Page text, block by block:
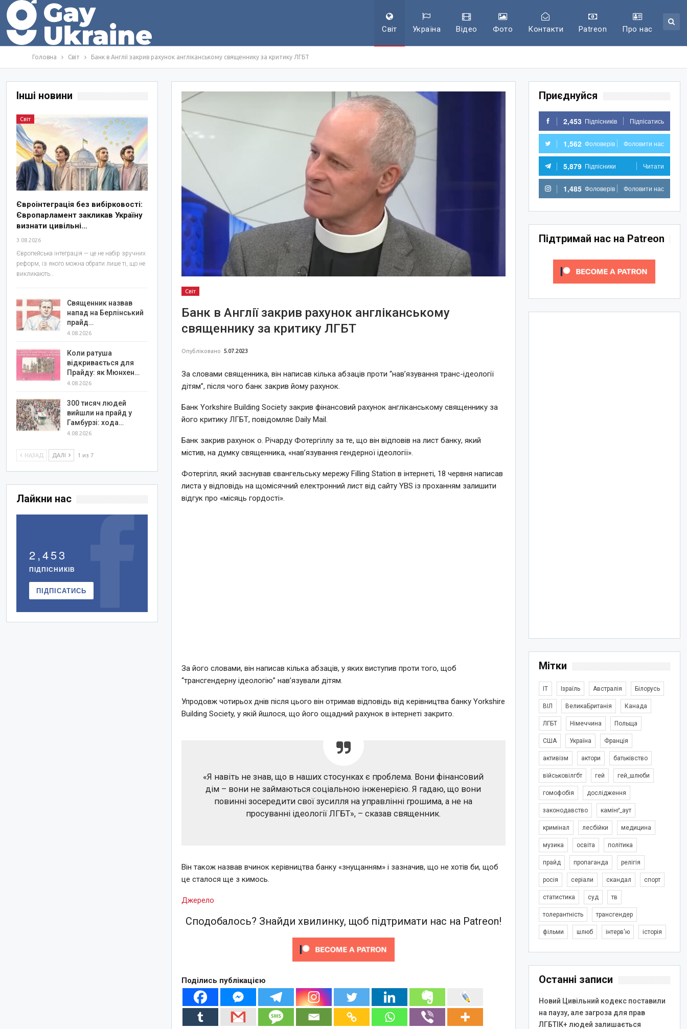
Світ Україна Відео Фото Контакти Patreon Про нас
Головна Світ Банк в Англії закрив рахунок англіканському священнику за критику ЛГБТ
Світ
Банк в Англії закрив рахунок англіканському
священнику за критику ЛГБТ
Опубліковано 5.07.2023
За словами священника, він написав кілька абзаців проти “нав’язування транс-ідеології
дітям”, після чого банк закрив йому рахунок.
Банк Yorkshire Building Society закрив фінансовий рахунок англіканському священнику за
його критику ЛГБТ, повідомляє Daily Mail.
Банк закрив рахунок о. Річарду Фотергіллу за те, що він відповів на лист банку, який
містив, на думку священника, «нав’язування гендерної ідеології».
Фотергілл, який заснував євангельську мережу Filling Station в інтернеті, 18 червня написав
листа у відповідь на щомісячний електронний лист від сайту YBS із проханням залишити
відгук про «місяць гордості».
За його словами, він написав кілька абзаців, у яких виступив проти того, щоб
“трансгендерну ідеологію” нав’язували дітям.
Упродовж чотирьох днів після цього він отримав відповідь від керівництва банку Yorkshire
Building Society, у якій йшлося, що його ощадний рахунок в інтернеті закрито.
«Я навіть не знав, що в наших стосунках є проблема. Вони фінансовий
дім – вони не займаються соціальною інженерією. Я гадаю, що вони
повинні зосередити свої зусилля на управлінні грошима, а не на
просуванні ідеології ЛГБТ», – сказав священник.
Він також назвав вчинок керівництва банку «знущанням» і зазначив, що не хотів би, щоб
це сталося ще з кимось.
Джерело
Сподобалось? Знайди хвилинку, щоб підтримати нас на Patreon!
Поділись публікацією
Приєднуйся
2,453 Підпісників Підпісатись
1,562 Фоловерів Фоловити нас
5,879 Підпісники Читати
1,485 Фоловерів Фоловити нас
Підтримай нас на Patreon
Мітки
IT Ізраїль Австралія Білорусь
ВІЛ ВеликаБританія Канада
ЛГБТ Німеччина Польща
США Україна Франція
активізм актори батьківство
військовілгбт гей гей_шлюби
гомофобія дослідження
законодавство камінґ_аут
кримінал лесбійки медицина
музика освіта політика
прайд пропаганда релігія
росія серіали скандал спорт
статистика суд тв
толерантність трансгендер
фільми шлюб інтерв'ю історія
Останні записи
Новий Цивільний кодекс поставили
на паузу, але загроза для прав
ЛГБТІК+ людей залишається
Інші новини
Світ
Євроінтеграція без вибірковості:
Європарламент закликав Україну
визнати цивільні…
3.08.2026
Європейська інтеграція — це не набір зручних
реформ, із якого можна обрати лише ті, що не
викликають…
Священник назвав
напад на Берлінський
прайд…
4.08.2026
Коли ратуша
відкривається для
Прайду: як Мюнхен…
4.08.2026
300 тисяч людей
вийшли на прайд у
Гамбурзі: хода…
4.08.2026
НАЗАД ДАЛІ 1 из 7
Лайкни нас
2,453
ПІДПІСНИКІВ
ПІДПІСАТИСЬ